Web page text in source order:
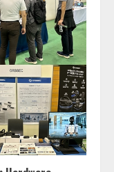
織の改善点を見
View 新テ
プション！ AI
分析し労務改
也メイキング
が自分を分析し
言われる自信が
はカブトムシを
戦ったり…」
、ガバナンス機
ジェントプラッ
AIP」を提